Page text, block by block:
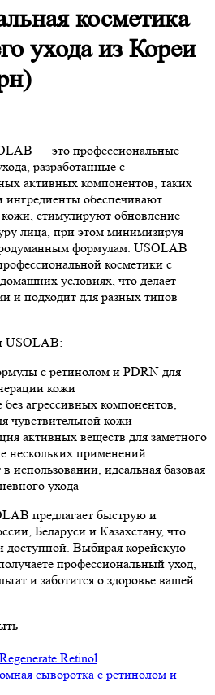
косметика
ухода из Кореи
— это профессиональные
разработанные с
активных компонентов, таких
обеспечивают
кожи, стимулируют обновление
лица, при этом минимизируя
формулам. USOLAB
косметики с
условиях, что делает
и подходит для разных типов
USOLAB:
с ретинолом и PDRN для
кожи
без агрессивных компонентов,
чувствительной кожи
активных веществ для заметного
нескольких применений
использовании, идеальная базовая
ухода
предлагает быструю и
Беларуси и Казахстану, что
доступной. Выбирая корейскую
профессиональный уход,
и заботится о здоровье вашей